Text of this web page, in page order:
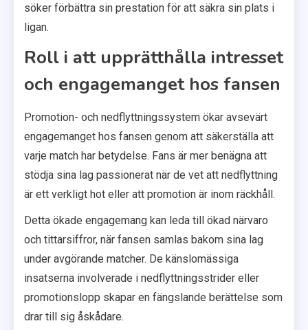
söker förbättra sin prestation för att säkra sin plats i
ligan.
Roll i att upprätthålla intresset
och engagemanget hos fansen
Promotion- och nedflyttningssystem ökar avsevärt
engagemanget hos fansen genom att säkerställa att
varje match har betydelse. Fans är mer benägna att
stödja sina lag passionerat när de vet att nedflyttning
är ett verkligt hot eller att promotion är inom räckhåll.
Detta ökade engagemang kan leda till ökad närvaro
och tittarsiffror, när fansen samlas bakom sina lag
under avgörande matcher. De känslomässiga
insatserna involverade i nedflyttningsstrider eller
promotionslopp skapar en fängslande berättelse som
drar till sig åskådare.